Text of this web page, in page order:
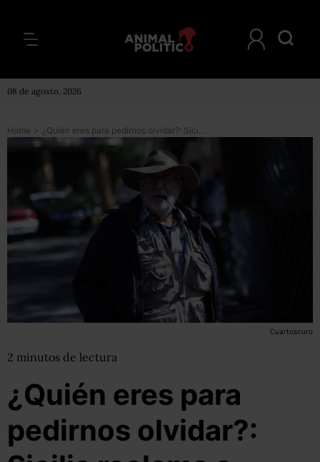
08 de agosto, 2026
Home > ¿Quién eres para pedirnos olvidar?: Sicilia reclama a López Obrador por amnistía a criminales
Cuartoscuro
2 minutos de lectura
¿Quién eres para
pedirnos olvidar?: